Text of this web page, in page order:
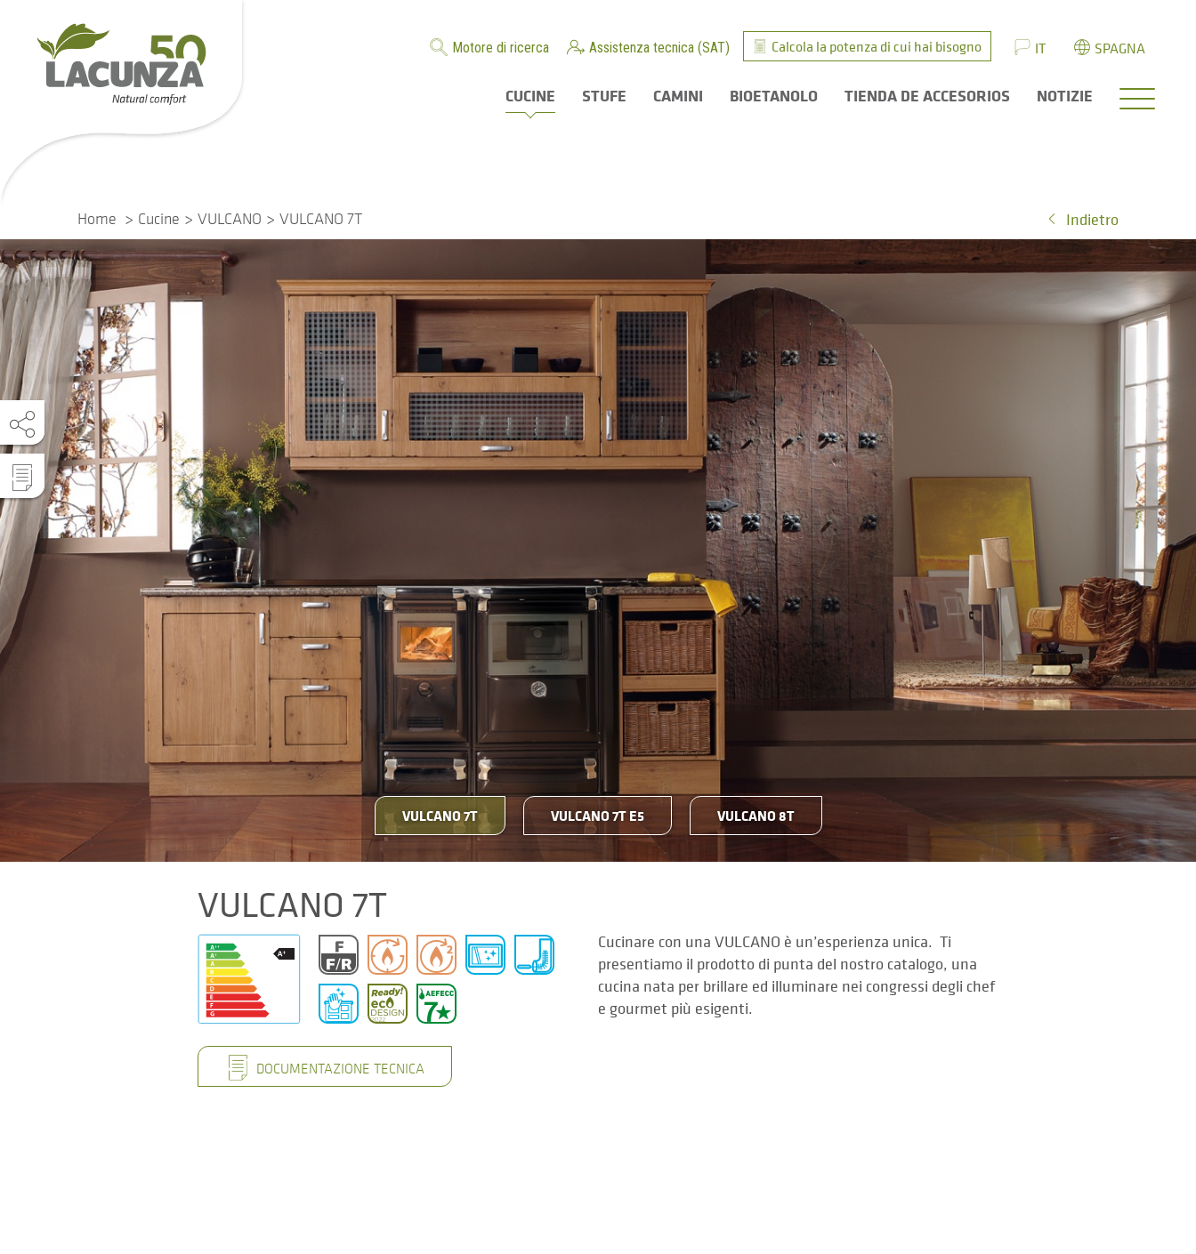
Motore di ricerca Assistenza tecnica (SAT) Calcola la potenza di cui hai bisogno IT SPAGNA
CUCINE STUFE CAMINI BIOETANOLO TIENDA DE ACCESORIOS NOTIZIE
Home Cucine VULCANO VULCANO 7T Indietro
VULCANO 7T VULCANO 7T E5 VULCANO 8T
VULCANO 7T
Cucinare con una VULCANO è un’esperienza unica. Ti
presentiamo il prodotto di punta del nostro catalogo, una
cucina nata per brillare ed illuminare nei congressi degli chef
e gourmet più esigenti.
DOCUMENTAZIONE TECNICA